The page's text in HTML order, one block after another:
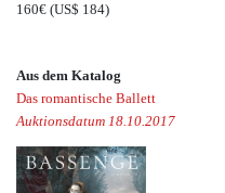
160€ (US$ 184)
Aus dem Katalog
Das romantische Ballett
Auktionsdatum 18.10.2017